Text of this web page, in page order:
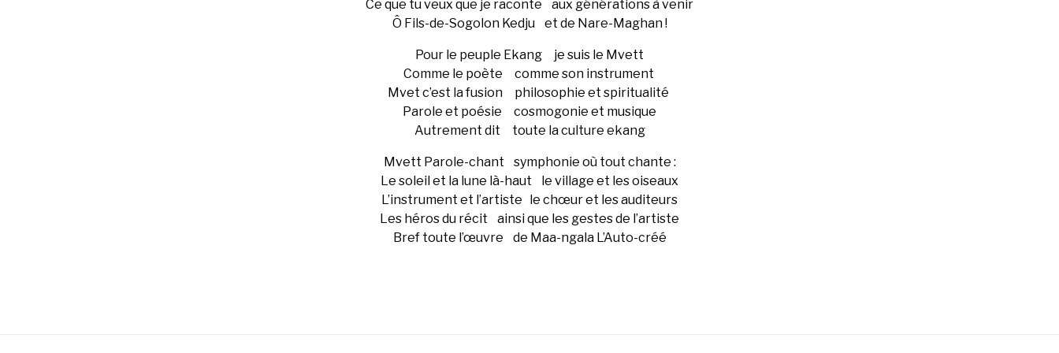
Ce que tu veux que je raconte aux générations à venir
Ô Fils-de-Sogolon Kedju et de Nare-Maghan !
Pour le peuple Ekang je suis le Mvett
Comme le poète comme son instrument
Mvet c’est la fusion philosophie et spiritualité
Parole et poésie cosmogonie et musique
Autrement dit toute la culture ekang
Mvett Parole-chant symphonie où tout chante :
Le soleil et la lune là-haut le village et les oiseaux
L’instrument et l’artiste le chœur et les auditeurs
Les héros du récit ainsi que les gestes de l’artiste
Bref toute l’œuvre de Maa-ngala L’Auto-créé